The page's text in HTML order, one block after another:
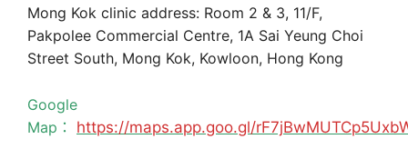
Mong Kok clinic address: Room 2 & 3, 11/F,
Pakpolee Commercial Centre, 1A Sai Yeung Choi
Street South, Mong Kok, Kowloon, Hong Kong
Google
Map： https://maps.app.goo.gl/